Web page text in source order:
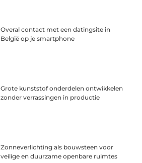
Overal contact met een datingsite in
België op je smartphone
Grote kunststof onderdelen ontwikkelen
zonder verrassingen in productie
Zonneverlichting als bouwsteen voor
veilige en duurzame openbare ruimtes